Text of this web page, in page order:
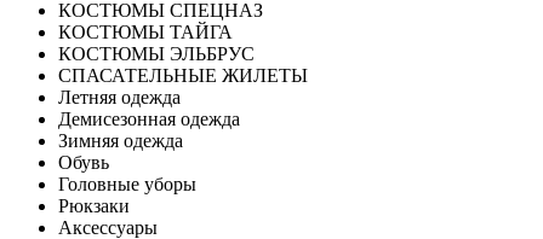
КОСТЮМЫ СПЕЦНАЗ
КОСТЮМЫ ТАЙГА
КОСТЮМЫ ЭЛЬБРУС
СПАСАТЕЛЬНЫЕ ЖИЛЕТЫ
Летняя одежда
Демисезонная одежда
Зимняя одежда
Обувь
Головные уборы
Рюкзаки
Аксессуары